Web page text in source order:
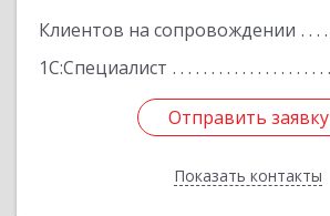
Клиентов на сопровождении
1С:Специалист
Отправить заявку
Показать контакты
Отправить заявку
Назад